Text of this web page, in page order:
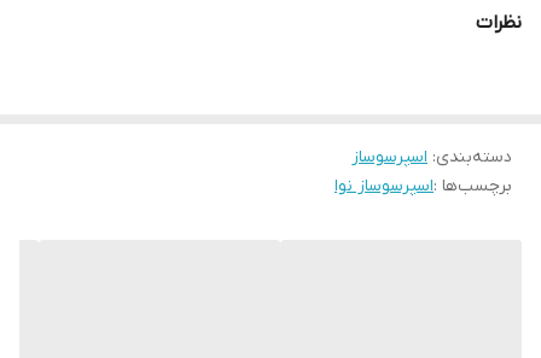
نظرات
دسته‌بندی: اسپرسوساز
برچسب‌ها :اسپرسوساز نوا